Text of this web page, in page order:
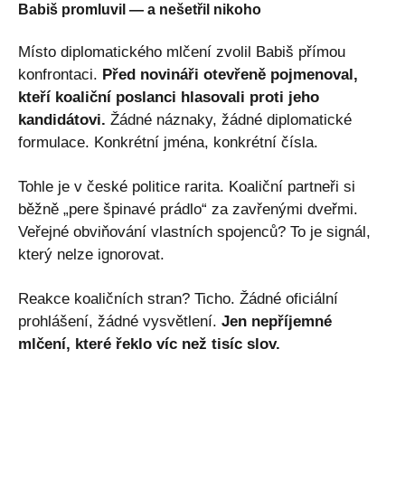
Babiš promluvil — a nešetřil nikoho
Místo diplomatického mlčení zvolil Babiš přímou
konfrontaci. Před novináři otevřeně pojmenoval,
kteří koaliční poslanci hlasovali proti jeho
kandidátovi. Žádné náznaky, žádné diplomatické
formulace. Konkrétní jména, konkrétní čísla.
Tohle je v české politice rarita. Koaliční partneři si
běžně „pere špinavé prádlo“ za zavřenými dveřmi.
Veřejné obviňování vlastních spojenců? To je signál,
který nelze ignorovat.
Reakce koaličních stran? Ticho. Žádné oficiální
prohlášení, žádné vysvětlení. Jen nepříjemné
mlčení, které řeklo víc než tisíc slov.